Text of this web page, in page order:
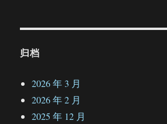
归档
2026 年 3 月
2026 年 2 月
2025 年 12 月